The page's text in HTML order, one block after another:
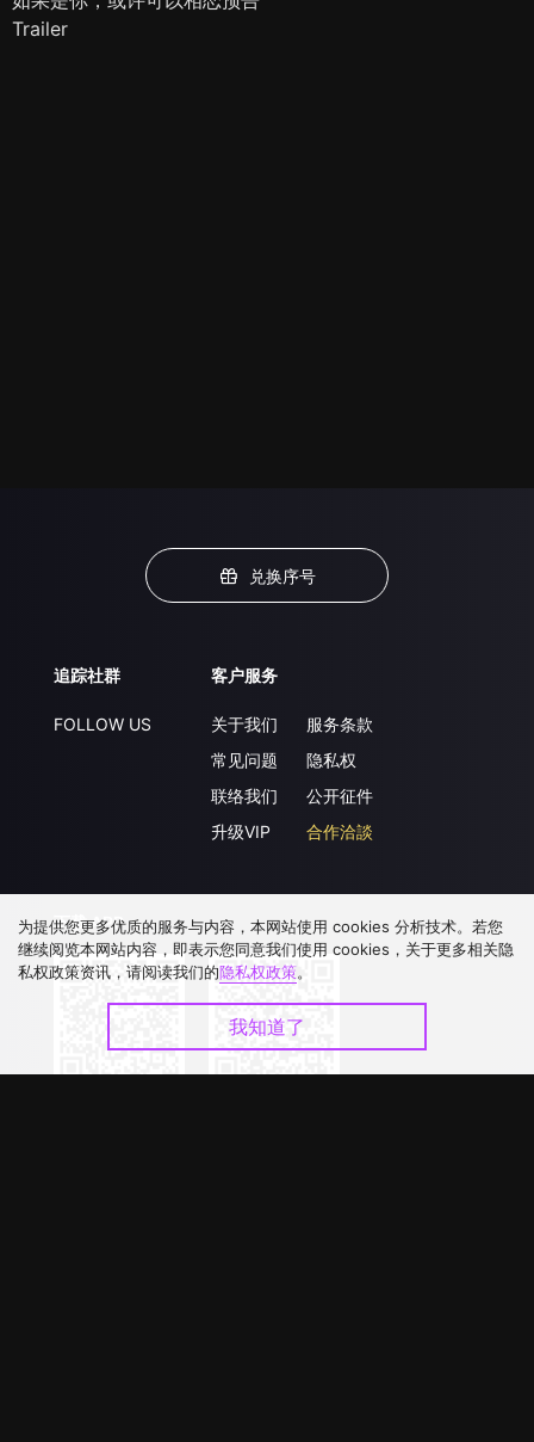
Trailer
兑换序号
追踪社群
FOLLOW US
客户服务
关于我们
常见问题
联络我们
升级VIP
服务条款
隐私权
公开征件
合作洽談
下载 APP
为提供您更多优质的服务与内容，本网站使用 cookies 分析技术。若您
继续阅览本网站内容，即表示您同意我们使用 cookies，关于更多相关隐
私权政策资讯，请阅读我们的隐私权政策。
我知道了